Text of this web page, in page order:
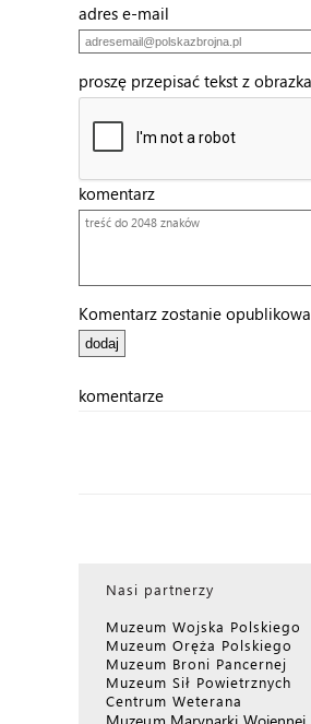
adres e-mail
proszę przepisać tekst z
komentarz
Komentarz zostanie
komentarze
Nasi partnerzy
Muzeum Wojska Polskiego
Muzeum Oręża Polskiego
Muzeum Broni Pancernej
Muzeum Sił Powietrznych
Centrum Weterana